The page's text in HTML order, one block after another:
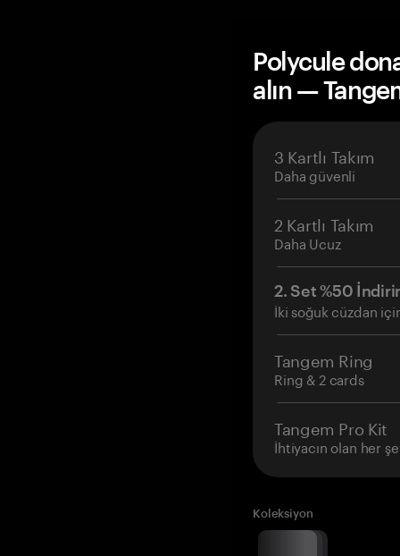
Polycule
alın —
3 Kartlı Takım
Daha güvenli
2 Kartlı Takım
Daha Ucuz
2. Set %50
İki soğuk cüzdan
Tangem Ring
Ring & 2 cards
Tangem Pro Kit
İhtiyacın olan her
Koleksiyon